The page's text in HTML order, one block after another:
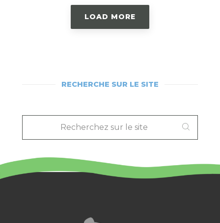
LOAD MORE
RECHERCHE SUR LE SITE
LE
SITE